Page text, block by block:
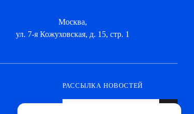
Москва,
ул. 7-я Кожуховская, д. 15, стр. 1
РАССЫЛКА НОВОСТЕЙ